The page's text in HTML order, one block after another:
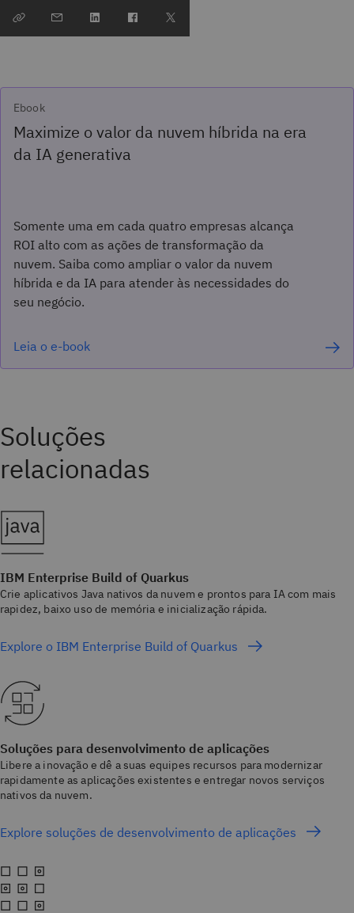
Ebook
Maximize o valor da nuvem híbrida na era
da IA generativa
Somente uma em cada quatro empresas alcança
ROI alto com as ações de transformação da
nuvem. Saiba como ampliar o valor da nuvem
híbrida e da IA para atender às necessidades do
seu negócio.
Leia o e-book
IBM Enterprise Build of Quarkus
Crie aplicativos Java nativos da nuvem e prontos para IA com mais
rapidez, baixo uso de memória e inicialização rápida.
Explore o IBM Enterprise Build of Quarkus
Soluções para desenvolvimento de aplicações
Libere a inovação e dê a suas equipes recursos para modernizar
rapidamente as aplicações existentes e entregar novos serviços
nativos da nuvem.
Explore soluções de desenvolvimento de aplicações